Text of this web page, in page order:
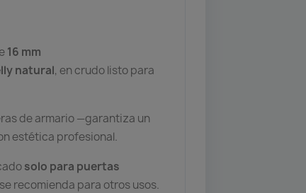
16 mm
natural, en crudo listo para
de armario —garantiza un
estética profesional.
solo para puertas
recomienda para otros usos.